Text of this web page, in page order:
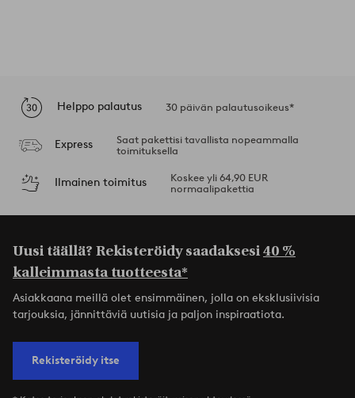
Helppo palautus 30 päivän palautusoikeus*
Express
Saat pakettisi tavallista nopeammalla
toimituksella
Ilmainen toimitus
Koskee yli 64,90 EUR
normaalipakettia
Uusi täällä? Rekisteröidy saadaksesi40 %
kalleimmasta tuotteesta*
Asiakkaana meillä olet ensimmäinen, jolla on eksklusiivisia
tarjouksia, jännittäviä uutisia ja paljon inspiraatiota.
Rekisteröidy itse